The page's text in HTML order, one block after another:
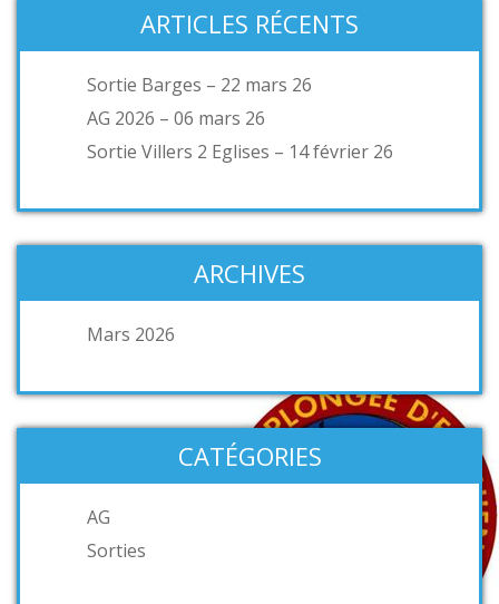
ARTICLES RÉCENTS
Sortie Barges – 22 mars 26
AG 2026 – 06 mars 26
Sortie Villers 2 Eglises – 14 février 26
ARCHIVES
Mars 2026
CATÉGORIES
AG
Sorties